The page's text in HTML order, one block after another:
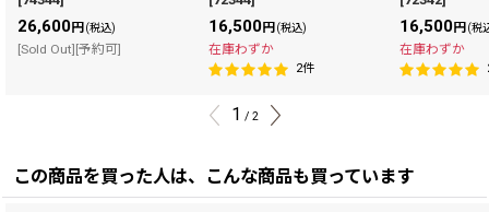
26,600円(税込)
[Sold Out][予約可]
16,500円(税込)
在庫わずか
2件
16,500円(税
在庫わずか
1 / 2
この商品を買った人は、こんな商品も買っています